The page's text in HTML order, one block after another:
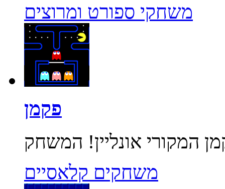
משחקי ספורט ומרוצים
פקמן
משחקים קלאסיים